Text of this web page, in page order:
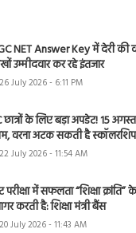
NET Answer Key में देरी की
उम्मीदवार कर रहे इंतजार
26 July 2026 - 6:11 PM
छात्रों के लिए बड़ा अपडेट! 15
वरना अटक सकती है स्कॉलरशिप
22 July 2026 - 11:54 AM
परीक्षा में सफलता “शिक्षा
करती है: शिक्षा मंत्री बैंस
20 July 2026 - 11:43 AM